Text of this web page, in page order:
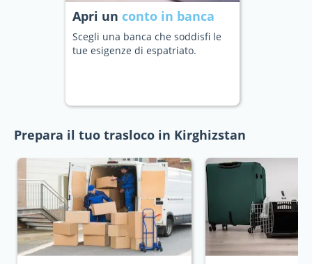
Apri un conto in banca
Scegli una banca che soddisfi le
tue esigenze di espatriato.
Prepara il tuo trasloco in Kirghizstan